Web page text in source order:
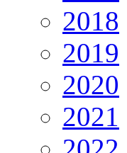
2018
2019
2020
2021